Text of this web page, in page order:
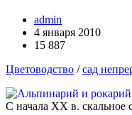
admin
4 января 2010
15 887
Цветоводство /сад
С начала ХХ в. скальное